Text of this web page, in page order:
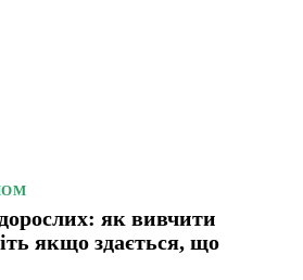
як вивчити
якщо здається, що